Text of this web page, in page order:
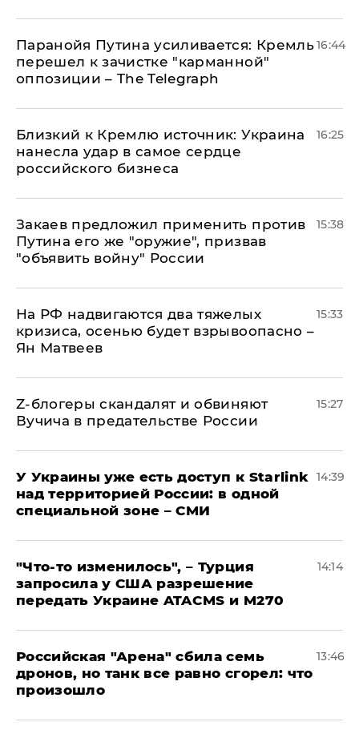
Паранойя Путина усиливается: Кремль
перешел к зачистке "карманной"
оппозиции – The Telegraph
16:44
Близкий к Кремлю источник: Украина
нанесла удар в самое сердце
российского бизнеса
16:25
Закаев предложил применить против
Путина его же "оружие", призвав
"объявить войну" России
15:38
На РФ надвигаются два тяжелых
кризиса, осенью будет взрывоопасно –
Ян Матвеев
15:33
Z-блогеры скандалят и обвиняют
Вучича в предательстве России
15:27
У Украины уже есть доступ к Starlink
над территорией России: в одной
специальной зоне – СМИ
14:39
​"Что-то изменилось", – Турция
запросила у США разрешение
передать Украине ATACMS и M270
14:14
​Российская "Арена" сбила семь
дронов, но танк все равно сгорел: что
произошло
13:46